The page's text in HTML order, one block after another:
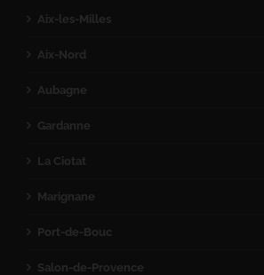
Aix-les-Milles
Aix-Nord
Aubagne
Gardanne
La Ciotat
Marignane
Port-de-Bouc
Salon-de-Provence